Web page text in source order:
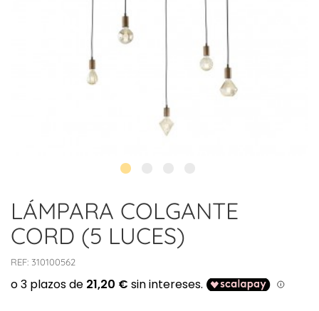
LÁMPARA COLGANTE
CORD (5 LUCES)
REF: 310100562